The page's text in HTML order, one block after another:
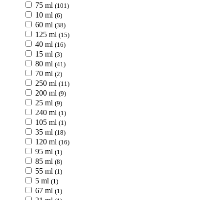
75 ml (101)
10 ml (6)
60 ml (38)
125 ml (15)
40 ml (16)
15 ml (3)
80 ml (41)
70 ml (2)
250 ml (11)
200 ml (9)
25 ml (9)
240 ml (1)
105 ml (1)
35 ml (18)
120 ml (16)
95 ml (1)
85 ml (8)
55 ml (1)
5 ml (1)
67 ml (1)